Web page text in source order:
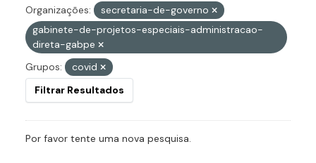
Organizações:
secretaria-de-governo
gabinete-de-projetos-especiais-administracao-
direta-gabpe
Grupos:
covid
Filtrar Resultados
Por favor tente uma nova pesquisa.